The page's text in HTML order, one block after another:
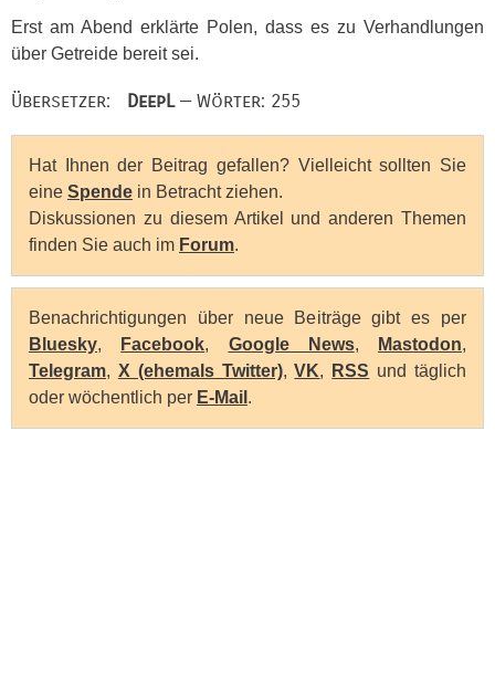
Erst am Abend erklärte Polen, dass es zu Verhandlungen
über Getreide bereit sei.
Übersetzer: DeepL— Wörter: 255
Hat Ihnen der Beitrag gefallen? Vielleicht sollten Sie
eine Spende in Betracht ziehen.
Diskussionen zu diesem Artikel und anderen Themen
finden Sie auch im Forum.
Benachrichtigungen über neue Beiträge gibt es per
Bluesky, Facebook, Google News, Mastodon,
Telegram, X (ehemals Twitter),VK, RSS und täglich
oder wöchentlich per E-Mail .